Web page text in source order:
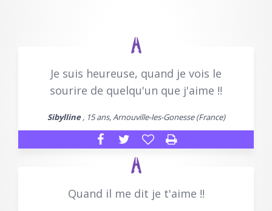
Je suis heureuse, quand je vois le
sourire de quelqu'un que j'aime !!
Sibylline, 15 ans, Arnouville-les-Gonesse (France)
Quand il me dit je t'aime !!